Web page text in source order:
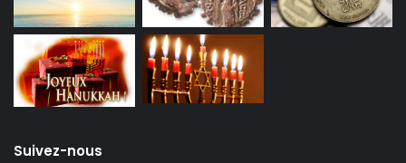
Suivez-nous